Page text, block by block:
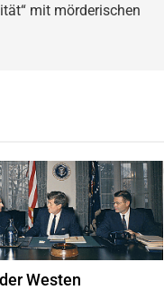
mit mörderischen
von Iran mit John F. Kennedy im
Haus,Quelle
© Robert Knudsen
Public Domain Mark 1.0.
Westen